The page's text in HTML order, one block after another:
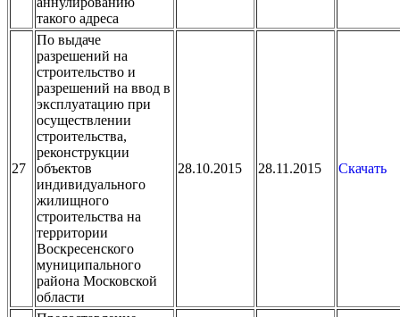
такого адреса
27
По выдаче
разрешений на
строительство и
разрешений на ввод в
эксплуатацию при
осуществлении
строительства,
реконструкции
объектов
индивидуального
жилищного
строительства на
территории
Воскресенского
муниципального
района Московской
области
28.10.2015 28.11.2015 Скачать